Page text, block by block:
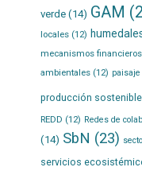
verde(14) GAM
locales(12)
mecanismos financieros
ambientales(12) paisaje
producción sostenible
REDD (12) Redes de
(14) SbN (23)
servicios